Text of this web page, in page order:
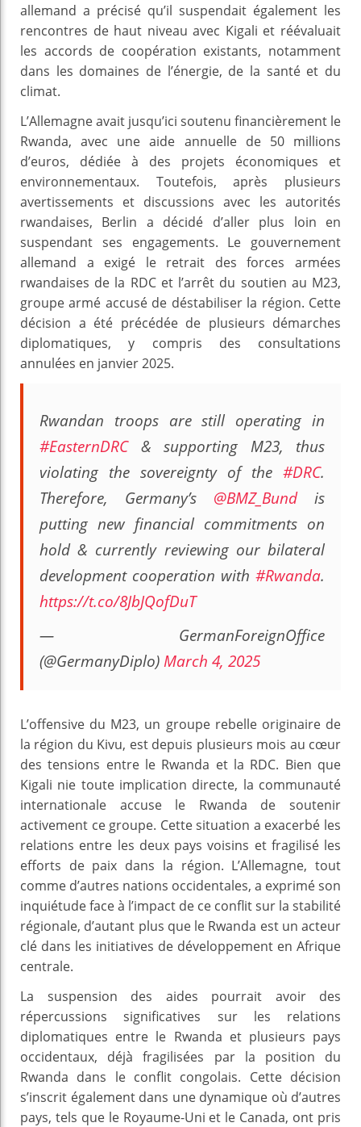
allemand a précisé qu’il suspendait également les
rencontres de haut niveau avec Kigali et réévaluait
les accords de coopération existants, notamment
dans les domaines de l’énergie, de la santé et du
climat.
L’Allemagne avait jusqu’ici soutenu financièrement le
Rwanda, avec une aide annuelle de 50 millions
d’euros, dédiée à des projets économiques et
environnementaux. Toutefois, après plusieurs
avertissements et discussions avec les autorités
rwandaises, Berlin a décidé d’aller plus loin en
suspendant ses engagements. Le gouvernement
allemand a exigé le retrait des forces armées
rwandaises de la RDC et l’arrêt du soutien au M23,
groupe armé accusé de déstabiliser la région. Cette
décision a été précédée de plusieurs démarches
diplomatiques, y compris des consultations
annulées en janvier 2025.
Rwandan troops are still operating in
#EasternDRC& supporting M23, thus
violating the sovereignty of the #DRC.
Therefore, Germany’s @BMZ_Bundis
putting new financial commitments on
hold & currently reviewing our bilateral
development cooperation with #Rwanda.
https://t.co/8JbJQofDuT
— GermanForeignOffice
(@GermanyDiplo)March 4, 2025
L’offensive du M23, un groupe rebelle originaire de
la région du Kivu, est depuis plusieurs mois au cœur
des tensions entre le Rwanda et la RDC. Bien que
Kigali nie toute implication directe, la communauté
internationale accuse le Rwanda de soutenir
activement ce groupe. Cette situation a exacerbé les
relations entre les deux pays voisins et fragilisé les
efforts de paix dans la région. L’Allemagne, tout
comme d’autres nations occidentales, a exprimé son
inquiétude face à l’impact de ce conflit sur la stabilité
régionale, d’autant plus que le Rwanda est un acteur
clé dans les initiatives de développement en Afrique
centrale.
La suspension des aides pourrait avoir des
répercussions significatives sur les relations
diplomatiques entre le Rwanda et plusieurs pays
occidentaux, déjà fragilisées par la position du
Rwanda dans le conflit congolais. Cette décision
s’inscrit également dans une dynamique où d’autres
pays, tels que le Royaume-Uni et le Canada, ont pris